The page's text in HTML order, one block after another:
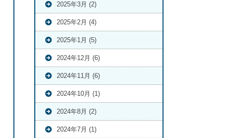
2025年3月 (2)
2025年2月 (4)
2025年1月 (5)
2024年12月 (6)
2024年11月 (6)
2024年10月 (1)
2024年8月 (2)
2024年7月 (1)